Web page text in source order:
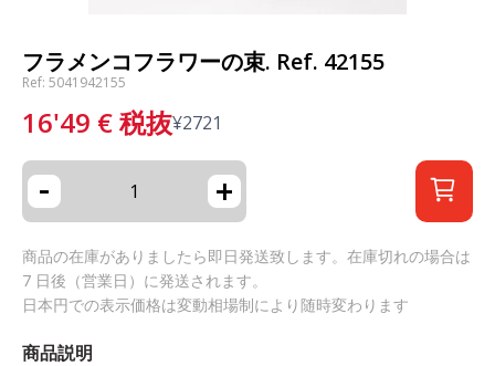
フラメンコフラワーの束. Ref. 42155
Ref: 5041942155
16'49 €税抜¥2721
- +
商品の在庫がありましたら即日発送致します。在庫切れの場合は
7 日後（営業日）に発送されます。
日本円での表示価格は変動相場制により随時変わります
商品説明